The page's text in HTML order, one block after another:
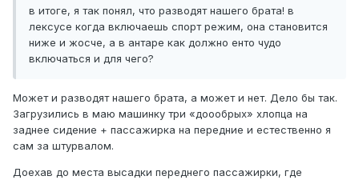
в итоге, я так понял, что разводят нашего брата! в
лексусе когда включаешь спорт режим, она становится
ниже и жосче, а в антаре как должно енто чудо
включаться и для чего?
Может и разводят нашего брата, а может и нет. Дело бы так.
Загрузились в маю машинку три «доообрых» хлопца на
заднее сидение + пассажирка на передние и естественно я
сам за штурвалом.
Доехав до места высадки переднего пассажирки, где